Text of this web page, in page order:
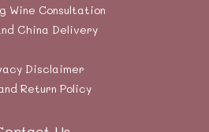
Wine Consultation
China Delivery
Disclaimer
Return Policy